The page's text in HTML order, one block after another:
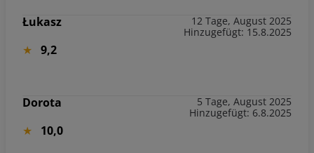
Łukasz
12 Tage, August 2025
Hinzugefügt: 15.8.2025
9,2
Dorota
5 Tage, August 2025
Hinzugefügt: 6.8.2025
10,0